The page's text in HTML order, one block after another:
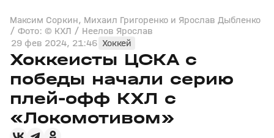
Максим Соркин, Михаил Григоренко и Ярослав Дыбленко
/ Фото: © КХЛ / Неелов Ярослав
29 фев 2024, 21:46 Хоккей
Хоккеисты ЦСКА с
победы начали серию
плей‑офф КХЛ с
«Локомотивом»